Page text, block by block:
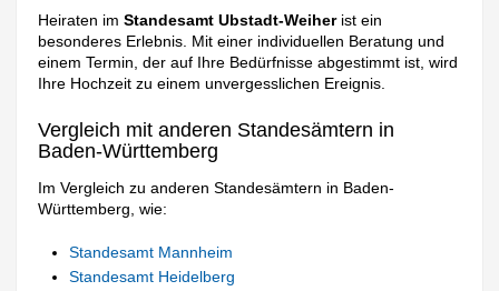
Heiraten imStandesamt Ubstadt-Weiherist ein
besonderes Erlebnis. Mit einer individuellen Beratung und
einem Termin, der auf Ihre Bedürfnisse abgestimmt ist, wird
Ihre Hochzeit zu einem unvergesslichen Ereignis.
Vergleich mit anderen Standesämtern in
Baden-Württemberg
Im Vergleich zu anderen Standesämtern in Baden-
Württemberg, wie:
Standesamt Mannheim
Standesamt Heidelberg